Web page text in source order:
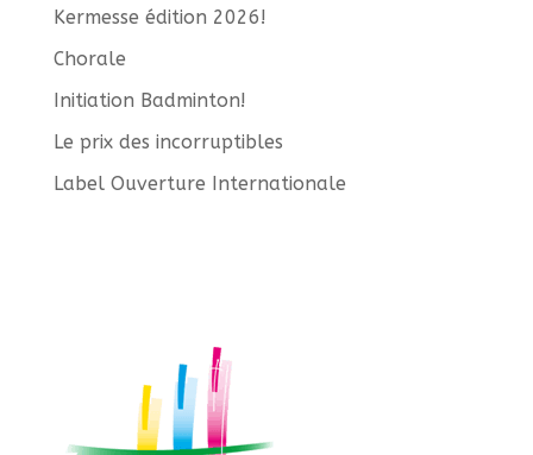
Kermesse édition 2026!
Chorale
Initiation Badminton!
Le prix des incorruptibles
Label Ouverture Internationale